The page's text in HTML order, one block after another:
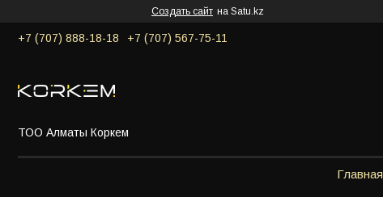
Создать сайт на Satu.kz
+7 (707) 888-18-18 +7 (707) 567-75-11
ТОО Алматы Коркем
Главная